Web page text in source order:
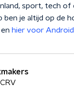
sport, tech of
ben je altijd op de
en hier voor Android